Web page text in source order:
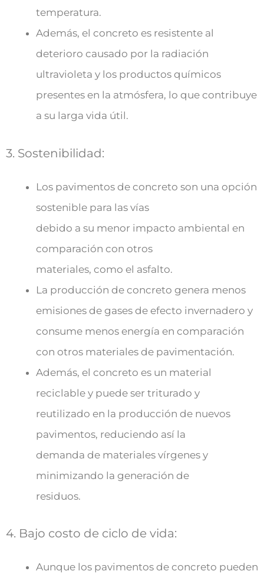
temperatura.
Además, el concreto es resistente al
deterioro causado por la radiación
ultravioleta y los productos químicos
presentes en la atmósfera, lo que contribuye
a su larga vida útil.
3. Sostenibilidad:
Los pavimentos de concreto son una opción
sostenible para las vías
debido a su menor impacto ambiental en
comparación con otros
materiales, como el asfalto.
La producción de concreto genera menos
emisiones de gases de efecto invernadero y
consume menos energía en comparación
con otros materiales de pavimentación.
Además, el concreto es un material
reciclable y puede ser triturado y
reutilizado en la producción de nuevos
pavimentos, reduciendo así la
demanda de materiales vírgenes y
minimizando la generación de
residuos.
4. Bajo costo de ciclo de vida:
Aunque los pavimentos de concreto pueden